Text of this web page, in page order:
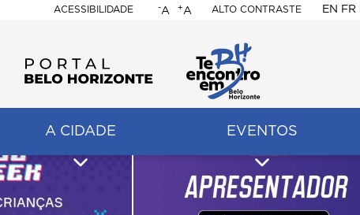
ACESSIBILIDADE
BELO
HORIZONTE
-A +A ALTO CONTRASTE EN FR
A CIDADE EVENTOS